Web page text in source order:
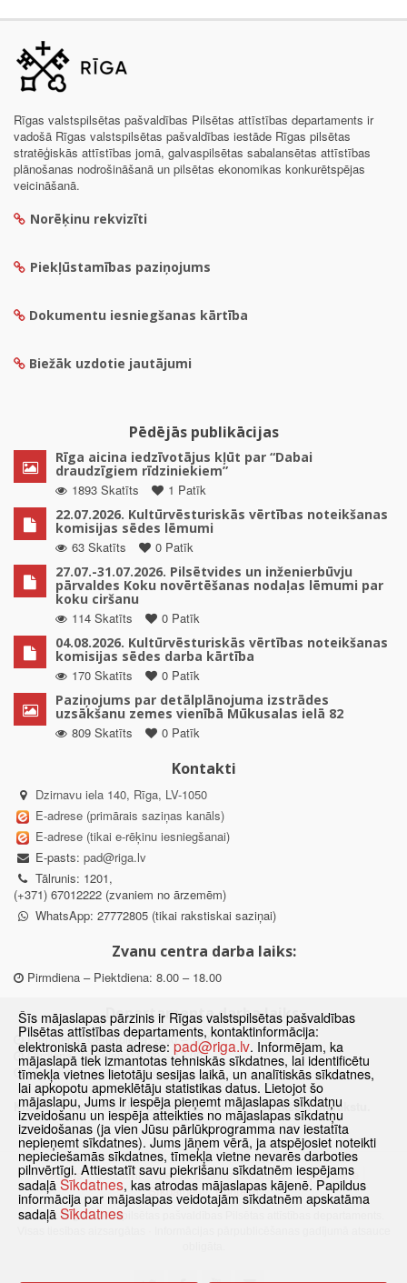
Rīgas valstspilsētas pašvaldības Pilsētas attīstības departaments ir
vadošā Rīgas valstspilsētas pašvaldības iestāde Rīgas pilsētas
stratēģiskās attīstības jomā, galvaspilsētas sabalansētas attīstības
plānošanas nodrošināšanā un pilsētas ekonomikas konkurētspējas
veicināšanā.
Norēķinu rekvizīti
Piekļūstamības paziņojums
Dokumentu iesniegšanas kārtība
Biežāk uzdotie jautājumi
Pēdējās publikācijas
Rīga aicina iedzīvotājus kļūt par “Dabai
draudzīgiem rīdziniekiem”
1893 Skatīts
1 Patīk
22.07.2026. Kultūrvēsturiskās vērtības noteikšanas
komisijas sēdes lēmumi
63 Skatīts
0 Patīk
27.07.-31.07.2026. Pilsētvides un inženierbūvju
pārvaldes Koku novērtēšanas nodaļas lēmumi par
koku ciršanu
114 Skatīts
0 Patīk
04.08.2026. Kultūrvēsturiskās vērtības noteikšanas
komisijas sēdes darba kārtība
170 Skatīts
0 Patīk
Paziņojums par detālplānojuma izstrādes
uzsākšanu zemes vienībā Mūkusalas ielā 82
809 Skatīts
0 Patīk
Kontakti
Dzirnavu iela 140, Rīga, LV-1050
E-adrese (primārais saziņas kanāls)
E-adrese (tikai e-rēķinu iesniegšanai)
E-pasts: pad@riga.lv
Tālrunis: 1201,
(+371) 67012222 (zvaniem no ārzemēm)
WhatsApp: 27772805 (tikai rakstiskai saziņai)
Zvanu centra darba laiks:
Pirmdiena – Piektdiena: 8.00 – 18.00
Departamenta darba laiks:
Pirmdiena, Ceturtdiena: 8.30 – 18.00
Otrdiena, Trešdiena: 8.30 – 17.00
Piektdiena: 8.30 – 15.00
Klātienes konsultācijas pieejamas tikai ar iepriekšēju pierakstu.
Sākums Jaunumi Biežāk uzdotie jautājumi
Lapas karte
Sīkdatnes
Kontakti
© 2021 Rīgas valstspilsētas pašvaldības Pilsētas attīstības departaments.
Šīs mājaslapas pārzinis ir Rīgas valstspilsētas pašvaldības
Pilsētas attīstības departaments, kontaktinformācija:
elektroniskā pasta adrese: pad@riga.lv. Informējam, ka
mājaslapā tiek izmantotas tehniskās sīkdatnes, lai identificētu
tīmekļa vietnes lietotāju sesijas laikā, un analītiskās sīkdatnes,
lai apkopotu apmeklētāju statistikas datus. Lietojot šo
mājaslapu, Jums ir iespēja pieņemt mājaslapas sīkdatņu
izveidošanu un iespēja atteikties no mājaslapas sīkdatņu
izveidošanas (ja vien Jūsu pārlūkprogramma nav iestatīta
nepieņemt sīkdatnes). Jums jāņem vērā, ja atspējosiet noteikti
nepieciešamās sīkdatnes, tīmekļa vietne nevarēs darboties
pilnvērtīgi. Attiestatīt savu piekrišanu sīkdatnēm iespējams
sadaļā Sīkdatnes, kas atrodas mājaslapas kājenē. Papildus
informācija par mājaslapas veidotajām sīkdatnēm apskatāma
sadaļā Sīkdatnes